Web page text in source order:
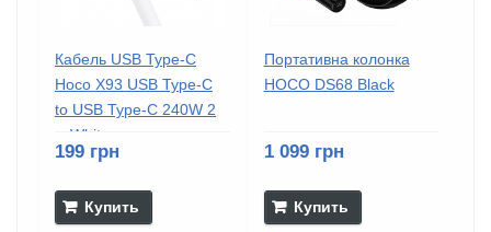
Кабель USB Type-C
Hoco X93 USB Type-C
to USB Type-C 240W 2
м White...
199 грн
Купить
Портативна колонка
HOCO DS68 Black
1 099 грн
Купить